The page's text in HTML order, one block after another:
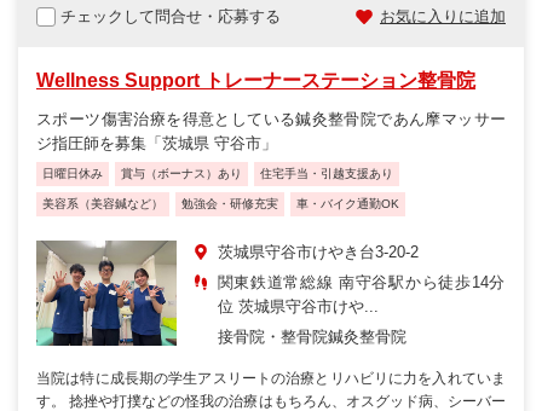
チェックして問合せ・応募する お気に入りに追加
Wellness Support トレーナーステーション整骨院
スポーツ傷害治療を得意としている鍼灸整骨院であん摩マッサー
ジ指圧師を募集「茨城県 守谷市」
日曜日休み 賞与（ボーナス）あり 住宅手当・引越支援あり
美容系（美容鍼など） 勉強会・研修充実 車・バイク通勤OK
茨城県守谷市けやき台3-20-2
関東鉄道常総線 南守谷駅から徒歩14分
位 茨城県守谷市けや...
接骨院・整骨院鍼灸整骨院
当院は特に成長期の学生アスリートの治療とリハビリに力を入れていま
す。 捻挫や打撲などの怪我の治療はもちろん、オスグッド病、シーバー